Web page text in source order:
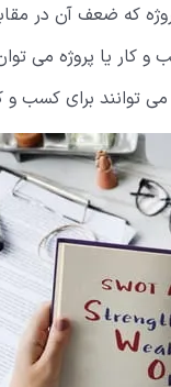
که ضعف آن در
یا پروژه می توان
برای کسب و